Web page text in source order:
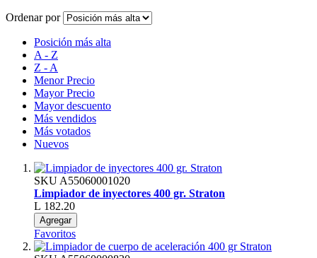
Ordenar por
Posición más alta
A - Z
Z - A
Menor Precio
Mayor Precio
Mayor descuento
Más vendidos
Más votados
Nuevos
SKU A55060001020
Limpiador de inyectores 400 gr. Straton
L 182.20
Agregar
Favoritos